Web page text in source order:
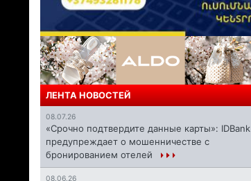
ЛЕНТА НОВОСТЕЙ
08.07.26
«Срочно подтвердите данные карты»: IDBank
предупреждает о мошенничестве с
бронированием отелей
08.06.26